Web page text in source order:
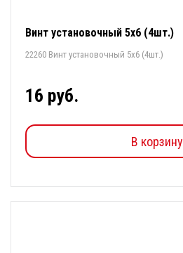
Винт установочный 5х6 (4шт.)
22260 Винт установочный 5х6 (4шт.)
16 руб.
В корзину